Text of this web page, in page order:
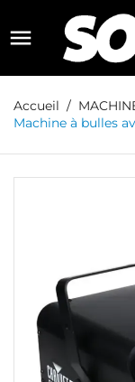

Accueil
Machine à bulles